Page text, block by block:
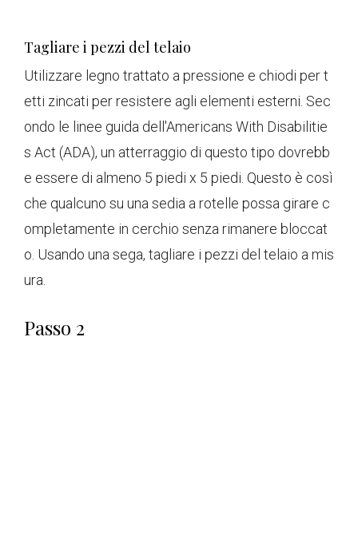
Tagliare i pezzi del telaio
Utilizzare legno trattato a pressione e chiodi per t
etti zincati per resistere agli elementi esterni. Sec
ondo le linee guida dell'Americans With Disabilitie
s Act (ADA), un atterraggio di questo tipo dovrebb
e essere di almeno 5 piedi x 5 piedi. Questo è così
che qualcuno su una sedia a rotelle possa girare c
ompletamente in cerchio senza rimanere bloccat
o. Usando una sega, tagliare i pezzi del telaio a mis
ura.
Passo 2